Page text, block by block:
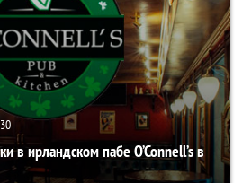
в ирландском пабе O’Connell’s в